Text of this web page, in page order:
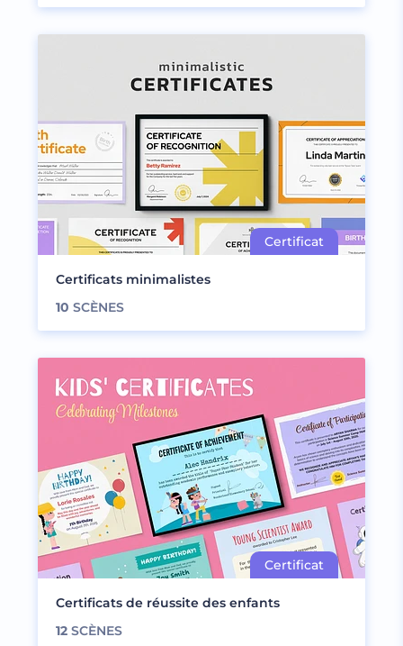
Certificats minimalistes
10 SCÈNES
Certificats de réussite des enfants
12 SCÈNES